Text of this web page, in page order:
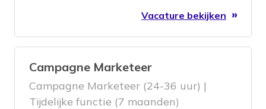
Vacature bekijken
Campagne Marketeer
Campagne Marketeer (24-36 uur) |
Tijdelijke functie (7 maanden)